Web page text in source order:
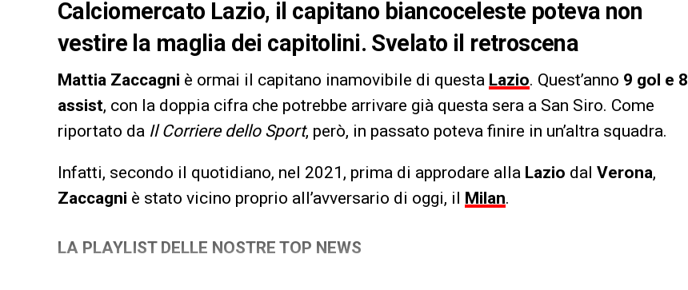
Calciomercato Lazio, il capitano biancoceleste poteva non
vestire la maglia dei capitolini. Svelato il retroscena
Mattia Zaccagni è ormai il capitano inamovibile di questa Lazio. Quest’anno 9 gol e 8
assist, con la doppia cifra che potrebbe arrivare già questa sera a San Siro. Come
riportato da Il Corriere dello Sport, però, in passato poteva finire in un’altra squadra.
Infatti, secondo il quotidiano, nel 2021, prima di approdare alla Lazio dal Verona,
Zaccagni è stato vicino proprio all’avversario di oggi, il Milan.
LA PLAYLIST DELLE NOSTRE TOP NEWS